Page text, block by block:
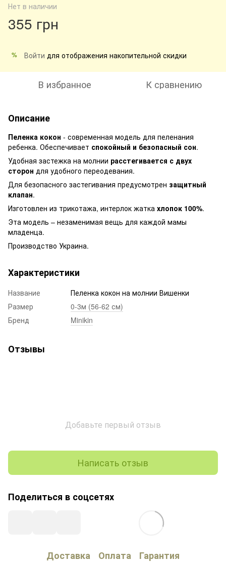
Нет в наличии
355 грн
% Войти для отображения накопительной скидки
В избранное К сравнению
Описание
Пеленка кокон - современная модель для пеленания
ребенка. Обеспечивает спокойный и безопасный сон.
Удобная застежка на молнии расстегивается с двух
сторон для удобного переодевания.
Для безопасного застегивания предусмотрен защитный
клапан.
Изготовлен из трикотажа, интерлок жатка хлопок 100%.
Эта модель – незаменимая вещь для каждой мамы
младенца.
Производство Украина.
Характеристики
Название
Пеленка кокон на молнии Вишенки
Размер
0-3м (56-62 см)
Бренд
Minikin
Отзывы
Добавьте первый отзыв
Написать отзыв
Поделиться в соцсетях
Доставка Оплата Гарантия